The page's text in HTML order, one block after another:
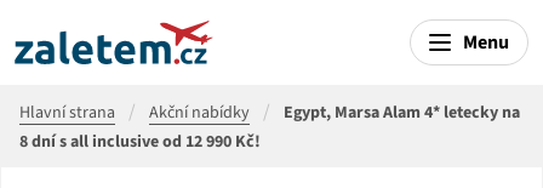
Menu
Hlavní strana Akční nabídky
Egypt, Marsa Alam 4* letecky na
8 dní s all inclusive od 12 990 Kč!